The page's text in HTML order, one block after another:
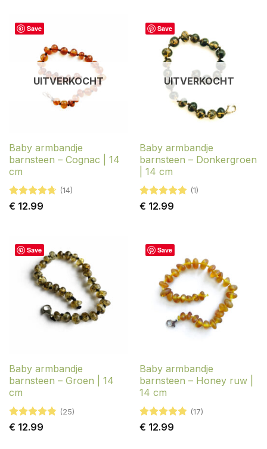
Save
UITVERKOCHT
Baby armbandje
barnsteen – Cognac | 14
cm
Gewaardeerd
(14)
€ 12.99
Save
UITVERKOCHT
Baby armbandje
barnsteen – Donkergroen
| 14 cm
Gewaardeerd
(1)
€ 12.99
Save
Baby armbandje
barnsteen – Groen | 14
cm
Gewaardeerd
(25)
€ 12.99
Save
Baby armbandje
barnsteen – Honey ruw |
14 cm
Gewaardeerd
(17)
€ 12.99